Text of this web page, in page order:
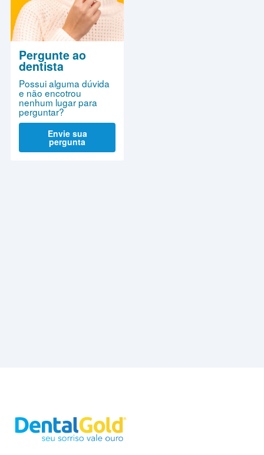
Pergunte ao
dentista
Possui alguma dúvida
e não encotrou
nenhum lugar para
perguntar?
Envie sua
pergunta